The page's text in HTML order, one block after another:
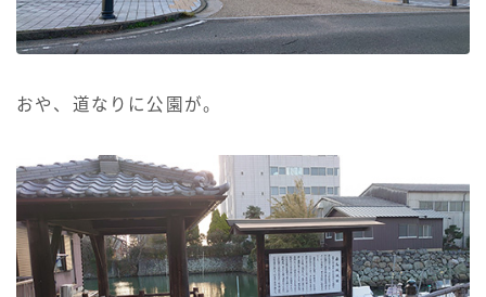
おや、道なりに公園が。